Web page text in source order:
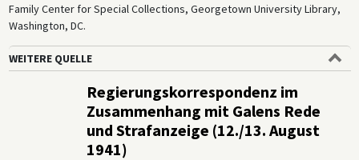
Family Center for Special Collections, Georgetown University Library,
Washington, DC.
WEITERE QUELLE
Regierungskorrespondenz im
Zusammenhang mit Galens Rede
und Strafanzeige (12./13. August
1941)